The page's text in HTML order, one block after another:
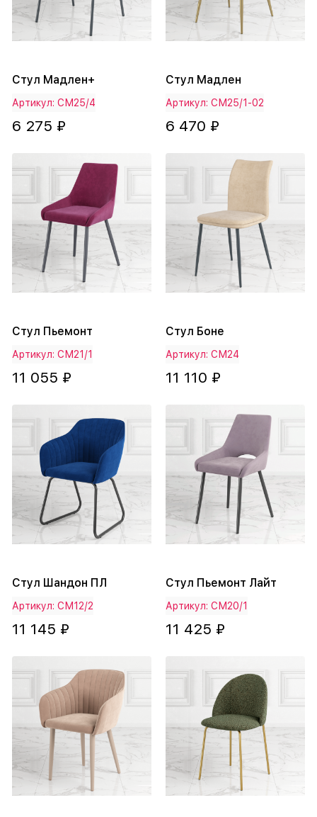
Стул Мадлен+
Артикул: СМ25/4
6 275 ₽
Стул Мадлен
Артикул: СМ25/1-02
6 470 ₽
Стул Пьемонт
Артикул: СМ21/1
11 055 ₽
Стул Боне
Артикул: СМ24
11 110 ₽
Стул Шандон ПЛ
Артикул: СМ12/2
11 145 ₽
Стул Пьемонт Лайт
Артикул: СМ20/1
11 425 ₽